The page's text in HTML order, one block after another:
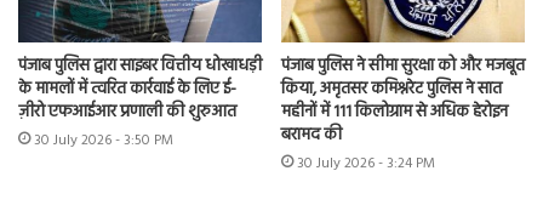
पंजाब पुलिस द्वारा साइबर वित्तीय धोखाधड़ी
के मामलों में त्वरित कार्रवाई के लिए ई-
ज़ीरो एफआईआर प्रणाली की शुरुआत
30 July 2026 - 3:50 PM
पंजाब पुलिस ने सीमा सुरक्षा को और मजबूत
किया, अमृतसर कमिश्नरेट पुलिस ने सात
महीनों में 111 किलोग्राम से अधिक हेरोइन
बरामद की
30 July 2026 - 3:24 PM